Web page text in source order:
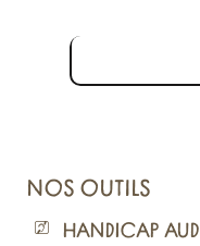
NOS OUTILS
HANDICAP